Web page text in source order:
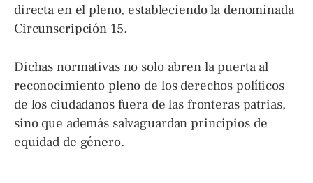
directa en el pleno, estableciendo la denominada
Circunscripción 15.
Dichas normativas no solo abren la puerta al
reconocimiento pleno de los derechos políticos
de los ciudadanos fuera de las fronteras patrias,
sino que además salvaguardan principios de
equidad de género.